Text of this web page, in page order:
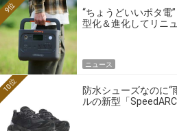
“ちょうどいいポタ電
型化＆進化してリニ
9位
ニュース
防水シューズなのに“
ルの新型「
10位